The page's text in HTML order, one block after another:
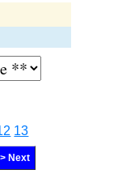
13
> Next